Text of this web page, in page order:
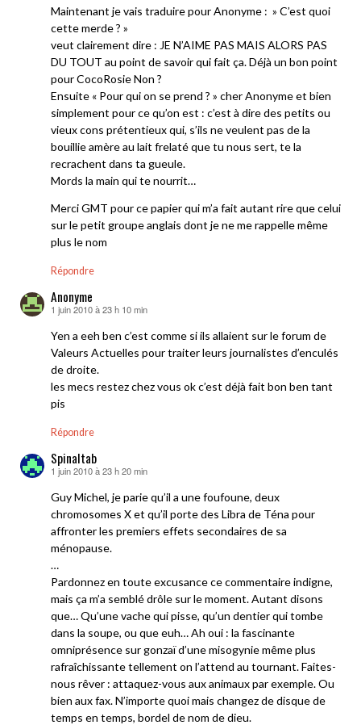
Maintenant je vais traduire pour Anonyme : » C’est quoi
cette merde ? »
veut clairement dire : JE N’AIME PAS MAIS ALORS PAS
DU TOUT au point de savoir qui fait ça. Déjà un bon point
pour CocoRosie Non ?
Ensuite « Pour qui on se prend ? » cher Anonyme et bien
simplement pour ce qu’on est : c’est à dire des petits ou
vieux cons prétentieux qui, s’ils ne veulent pas de la
bouillie amère au lait frelaté que tu nous sert, te la
recrachent dans ta gueule.
Mords la main qui te nourrit…
Merci GMT pour ce papier qui m’a fait autant rire que celui
sur le petit groupe anglais dont je ne me rappelle même
plus le nom
Répondre
Anonyme
dit :
1 juin 2010 à 23 h 10 min
Yen a eeh ben c’est comme si ils allaient sur le forum de
Valeurs Actuelles pour traiter leurs journalistes d’enculés
de droite.
les mecs restez chez vous ok c’est déjà fait bon ben tant
pis
Répondre
Spinaltab
dit :
1 juin 2010 à 23 h 20 min
Guy Michel, je parie qu’il a une foufoune, deux
chromosomes X et qu’il porte des Libra de Téna pour
affronter les premiers effets secondaires de sa
ménopause.
…
Pardonnez en toute excusance ce commentaire indigne,
mais ça m’a semblé drôle sur le moment. Autant disons
que… Qu’une vache qui pisse, qu’un dentier qui tombe
dans la soupe, ou que euh… Ah oui : la fascinante
omniprésence sur gonzaï d’une misogynie même plus
rafraîchissante tellement on l’attend au tournant. Faites-
nous rêver : attaquez-vous aux animaux par exemple. Ou
bien aux fax. N’importe quoi mais changez de disque de
temps en temps, bordel de nom de dieu.